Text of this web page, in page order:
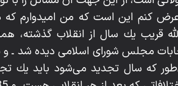
عرض كنم اين است كه من اميدوارم
قريب يك سال از انقلاب گذشته،
مجلس شوراى اسلامى ديده شد ـ و
كه سال تجديد مى‌شود بايد يك